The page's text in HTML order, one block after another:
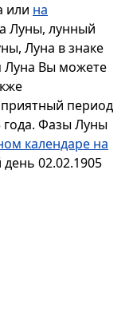
или на
Луны, лунный
Луна в знаке
Луна Вы можете
период
года. Фазы Луны
календаре на
02.02.1905